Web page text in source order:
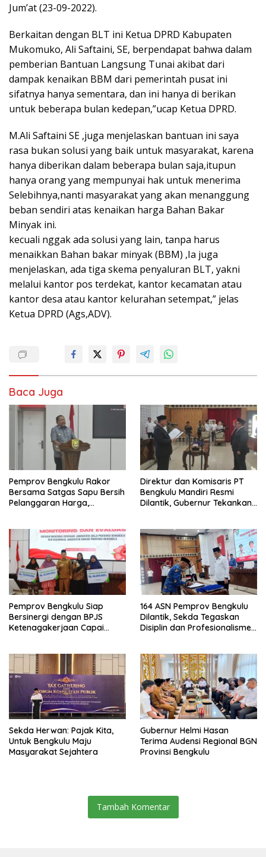
Jum’at (23-09-2022).
Berkaitan dengan BLT ini Ketua DPRD Kabupaten
Mukomuko, Ali Saftaini, SE, berpendapat bahwa dalam
pemberian Bantuan Langsung Tunai akibat dari
dampak kenaikan BBM dari pemerintah pusat ini
sifatnya hanya sementara, dan ini hanya di berikan
untuk beberapa bulan kedepan,”ucap Ketua DPRD.
M.Ali Saftaini SE ,juga menjelaskan bantuan ini saya
rasa bukan solusi yang baik untuk masyarakat, karena
hanya diberikan dalam beberapa bulan saja,itupun
hanya orang yang mempunyai hak untuk menerima
Selebihnya,nanti masyarakat yang akan menanggung
beban sendiri atas kenaikan harga Bahan Bakar
Minyak ini.
kecuali nggak ada solusi yang lain, tanpa harus
menaikkan Bahan bakar minyak (BBM) ,Ia juga
menjelaskan, ada tiga skema penyaluran BLT, yakni
melalui kantor pos terdekat, kantor kecamatan atau
kantor desa atau kantor kelurahan setempat,” jelas
Ketua DPRD (Ags,ADV).
Baca Juga
Pemprov Bengkulu Rakor
Bersama Satgas Sapu Bersih
Pelanggaran Harga,
Masih Jadi Sorotan
Direktur dan Komisaris PT
Bengkulu Mandiri Resmi
Dilantik, Gubernur Tekankan
Pemprov Bengkulu Siap
Bersinergi dengan BPJS
Ketenagakerjaan Capai
164 ASN Pemprov Bengkulu
Dilantik, Sekda Tegaskan
Disiplin dan Profesionalisme
Sekda Herwan: Pajak Kita,
Untuk Bengkulu Maju
Masyarakat Sejahtera
Gubernur Helmi Hasan
Terima Audensi Regional BGN
Provinsi Bengkulu
Tambah Komentar